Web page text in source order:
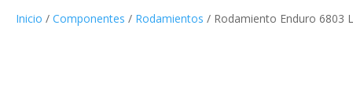
Inicio / Componentes / Rodamientos / Rodamiento Enduro 6803